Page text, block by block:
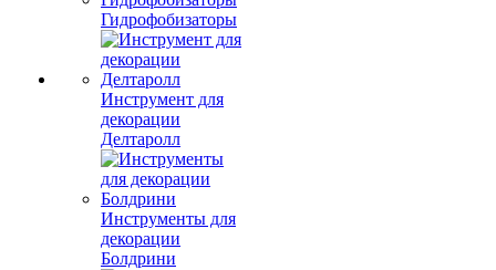
Гидрофобизаторы
Инструмент для
декорации
Делтаролл
Инструменты для
декорации
Болдрини